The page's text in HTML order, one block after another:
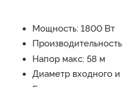
Мощность: 1800 Вт
Напор макс: 58 м
Диаметр входного и